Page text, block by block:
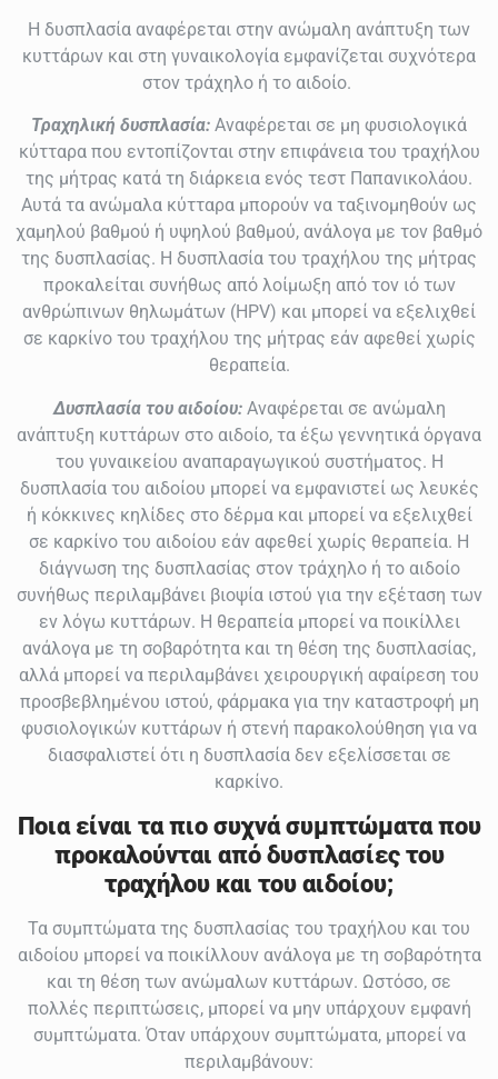
Η δυσπλασία αναφέρεται στην ανώμαλη ανάπτυξη των
κυττάρων και στη γυναικολογία εμφανίζεται συχνότερα
στον τράχηλο ή το αιδοίο.
Τραχηλική δυσπλασία: Αναφέρεται σε μη φυσιολογικά
κύτταρα που εντοπίζονται στην επιφάνεια του τραχήλου
της μήτρας κατά τη διάρκεια ενός τεστ Παπανικολάου.
Αυτά τα ανώμαλα κύτταρα μπορούν να ταξινομηθούν ως
χαμηλού βαθμού ή υψηλού βαθμού, ανάλογα με τον βαθμό
της δυσπλασίας. Η δυσπλασία του τραχήλου της μήτρας
προκαλείται συνήθως από λοίμωξη από τον ιό των
ανθρώπινων θηλωμάτων (HPV) και μπορεί να εξελιχθεί
σε καρκίνο του τραχήλου της μήτρας εάν αφεθεί χωρίς
θεραπεία.
Δυσπλασία του αιδοίου: Αναφέρεται σε ανώμαλη
ανάπτυξη κυττάρων στο αιδοίο, τα έξω γεννητικά όργανα
του γυναικείου αναπαραγωγικού συστήματος. Η
δυσπλασία του αιδοίου μπορεί να εμφανιστεί ως λευκές
ή κόκκινες κηλίδες στο δέρμα και μπορεί να εξελιχθεί
σε καρκίνο του αιδοίου εάν αφεθεί χωρίς θεραπεία. Η
διάγνωση της δυσπλασίας στον τράχηλο ή το αιδοίο
συνήθως περιλαμβάνει βιοψία ιστού για την εξέταση των
εν λόγω κυττάρων. Η θεραπεία μπορεί να ποικίλλει
ανάλογα με τη σοβαρότητα και τη θέση της δυσπλασίας,
αλλά μπορεί να περιλαμβάνει χειρουργική αφαίρεση του
προσβεβλημένου ιστού, φάρμακα για την καταστροφή μη
φυσιολογικών κυττάρων ή στενή παρακολούθηση για να
διασφαλιστεί ότι η δυσπλασία δεν εξελίσσεται σε
καρκίνο.
Ποια είναι τα πιο συχνά συμπτώματα που
προκαλούνται από δυσπλασίες του
τραχήλου και του αιδοίου;
Τα συμπτώματα της δυσπλασίας του τραχήλου και του
αιδοίου μπορεί να ποικίλλουν ανάλογα με τη σοβαρότητα
και τη θέση των ανώμαλων κυττάρων. Ωστόσο, σε
πολλές περιπτώσεις, μπορεί να μην υπάρχουν εμφανή
συμπτώματα. Όταν υπάρχουν συμπτώματα, μπορεί να
περιλαμβάνουν: